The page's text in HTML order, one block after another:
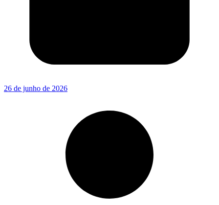
26 de junho de 2026